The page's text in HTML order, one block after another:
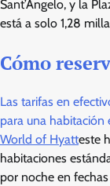
Sant’Angelo, y la
está a solo 1,28
Cómo
Las tarifas en
para una habitación
World of Hyatteste
habitaciones
por noche en